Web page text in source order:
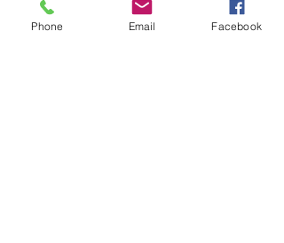
Phone Email Facebook